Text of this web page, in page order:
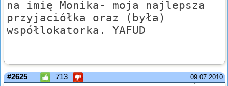
na imię Monika- moja najlepsza
przyjaciółka oraz (była)
współlokatorka. YAFUD
09.07.2010
#2625 713